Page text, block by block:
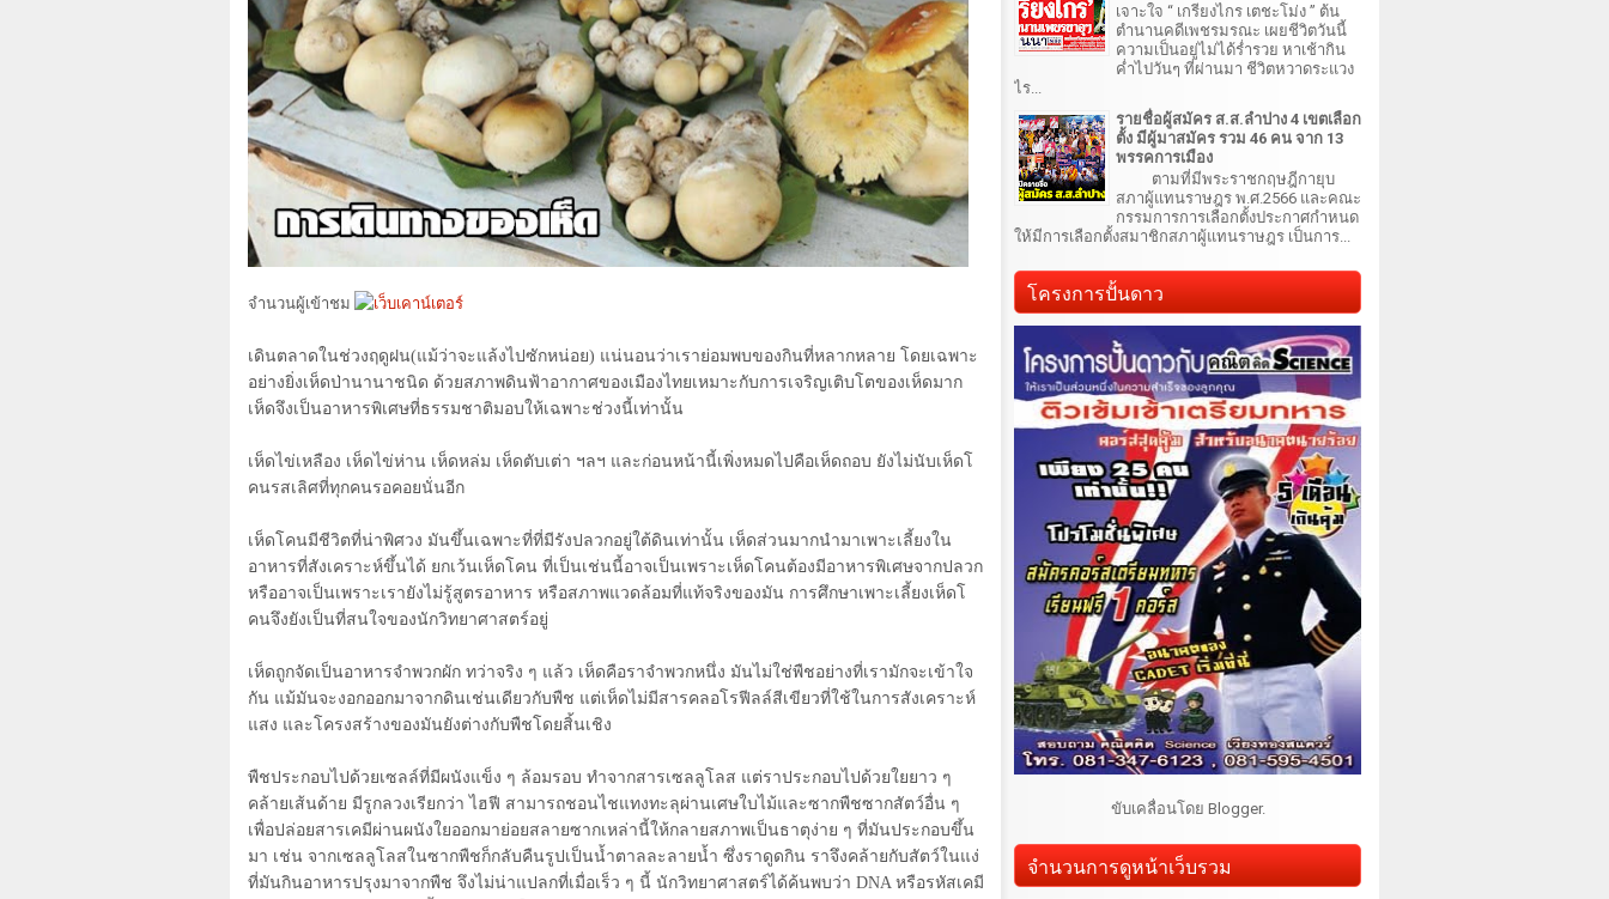
จำนวนผู้เข้าชม
เดินตลาดในช่วงฤดูฝน(แม้ว่าจะแล้งไปซักหน่อย) แน่นอนว่าเราย่อมพบของกินที่หลากหลาย โดยเฉพาะ
อย่างยิ่งเห็ดป่านานาชนิด ด้วยสภาพดินฟ้าอากาศของเมืองไทยเหมาะกับการเจริญเติบโตของเห็ดมาก
เห็ดจึงเป็นอาหารพิเศษที่ธรรมชาติมอบให้เฉพาะช่วงนี้เท่านั้น
เห็ดไข่เหลือง เห็ดไข่ห่าน เห็ดหล่ม เห็ดตับเต่า ฯลฯ และก่อนหน้านี้เพิ่งหมดไปคือเห็ดถอบ ยังไม่นับเห็ดโ
คนรสเลิศที่ทุกคนรอคอยนั่นอีก
เห็ดโคนมีชีวิตที่น่าพิศวง มันขึ้นเฉพาะที่ที่มีรังปลวกอยู่ใต้ดินเท่านั้น เห็ดส่วนมากนำมาเพาะเลี้ยงใน
อาหารที่สังเคราะห์ขึ้นได้ ยกเว้นเห็ดโคน ที่เป็นเช่นนี้อาจเป็นเพราะเห็ดโคนต้องมีอาหารพิเศษจากปลวก
หรืออาจเป็นเพราะเรายังไม่รู้สูตรอาหาร หรือสภาพแวดล้อมที่แท้จริงของมัน การศึกษาเพาะเลี้ยงเห็ดโ
คนจึงยังเป็นที่สนใจของนักวิทยาศาสตร์อยู่
เห็ดถูกจัดเป็นอาหารจำพวกผัก ทว่าจริง ๆ แล้ว เห็ดคือราจำพวกหนึ่ง มันไม่ใช่พืชอย่างที่เรามักจะเข้าใจ
กัน แม้มันจะงอกออกมาจากดินเช่นเดียวกับพืช แต่เห็ดไม่มีสารคลอโรฟีลล์สีเขียวที่ใช้ในการสังเคราะห์
แสง และโครงสร้างของมันยังต่างกับพืชโดยสิ้นเชิง
พืชประกอบไปด้วยเซลล์ที่มีผนังแข็ง ๆ ล้อมรอบ ทำจากสารเซลลูโลส แต่ราประกอบไปด้วยใยยาว ๆ
คล้ายเส้นด้าย มีรูกลวงเรียกว่า ไฮฟี สามารถชอนไชแทงทะลุผ่านเศษใบไม้และซากพืชซากสัตว์อื่น ๆ
เพื่อปล่อยสารเคมีผ่านผนังใยออกมาย่อยสลายซากเหล่านี้ให้กลายสภาพเป็นธาตุง่าย ๆ ที่มันประกอบขึ้น
มา เช่น จากเซลลูโลสในซากพืชก็กลับคืนรูปเป็นน้ำตาลละลายน้ำ ซึ่งราดูดกิน ราจึงคล้ายกับสัตว์ในแง่
ที่มันกินอาหารปรุงมาจากพืช จึงไม่น่าแปลกที่เมื่อเร็ว ๆ นี้ นักวิทยาศาสตร์ได้ค้นพบว่า DNA หรือรหัสเคมี
เจาะใจ “ เกรียงไกร เตชะโม่ง ” ต้น
ตำนานคดีเพชรมรณะ เผยชีวิตวันนี้
ความเป็นอยู่ไม่ได้ร่ำรวย หาเช้ากิน
ค่ำไปวันๆ ที่ผ่านมา ชีวิตหวาดระแวง
ไร...
รายชื่อผู้สมัคร ส.ส.ลำปาง 4 เขตเลือก
ตั้ง มีผู้มาสมัคร รวม 46 คน จาก 13
พรรคการเมือง
ตามที่มีพระราชกฤษฎีกายุบ
สภาผู้แทนราษฎร พ.ศ.2566 และคณะ
กรรมการการเลือกตั้งประกาศกำหนด
ให้มีการเลือกตั้งสมาชิกสภาผู้แทนราษฎร เป็นการ...
โครงการปั้นดาว
ขับเคลื่อนโดย Blogger.
จำนวนการดูหน้าเว็บรวม